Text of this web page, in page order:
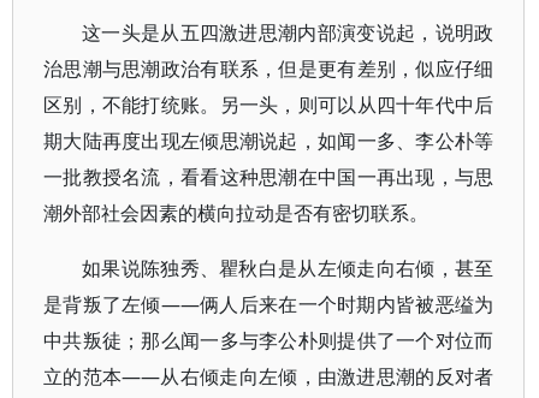
这一头是从五四激进思潮内部演变说起，说明政
治思潮与思潮政治有联系，但是更有差别，似应仔细
区别，不能打统账。另一头，则可以从四十年代中后
期大陆再度出现左倾思潮说起，如闻一多、李公朴等
一批教授名流，看看这种思潮在中国一再出现，与思
潮外部社会因素的横向拉动是否有密切联系。
如果说陈独秀、瞿秋白是从左倾走向右倾，甚至
是背叛了左倾——俩人后来在一个时期内皆被恶缢为
中共叛徒；那么闻一多与李公朴则提供了一个对位而
立的范本——从右倾走向左倾，由激进思潮的反对者